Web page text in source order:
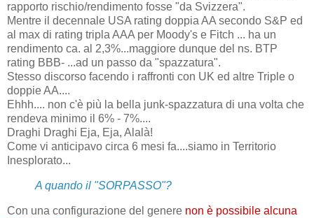
rapporto rischio/rendimento fosse "da Svizzera".
Mentre il decennale USA rating doppia AA secondo S&P ed
al max di rating tripla AAA per Moody's e Fitch ... ha un
rendimento ca. al 2,3%...maggiore dunque del ns. BTP
rating BBB- ...ad un passo da "spazzatura".
Stesso discorso facendo i raffronti con UK ed altre Triple o
doppie AA....
Ehhh.... non c'è più la bella junk-spazzatura di una volta che
rendeva minimo il 6% - 7%....
Draghi Draghi Eja, Eja, Alalà!
Come vi anticipavo circa 6 mesi fa....siamo in Territorio
Inesplorato...
A quando il "SORPASSO"?
Con una configurazione del genere non è possibile alcuna